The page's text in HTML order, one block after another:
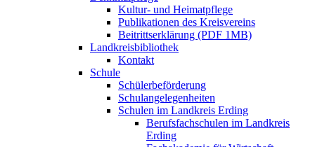
Kultur- und Heimatpflege
Publikationen des Kreisvereins
Beitrittserklärung (PDF 1MB)
Landkreisbibliothek
Kontakt
Schule
Schülerbeförderung
Schulangelegenheiten
Schulen im Landkreis Erding
Berufsfachschulen im Landkreis
Erding